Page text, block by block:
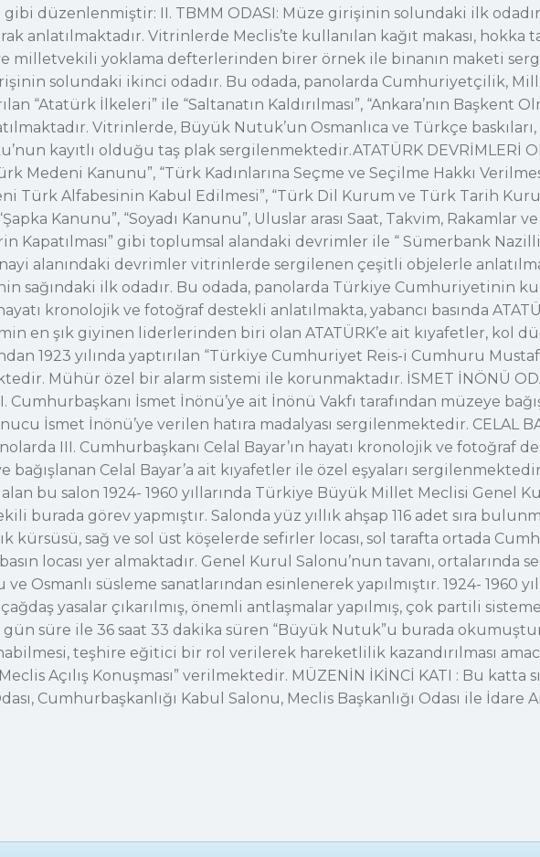
gibi düzenlenmiştir: II. TBMM ODASI: Müze girişinin solundaki ilk
anlatılmaktadır. Vitrinlerde Meclis’te kullanılan kağıt makası, hokka
milletvekili yoklama defterlerinden birer örnek ile binanın maketi
solundaki ikinci odadır. Bu odada, panolarda Cumhuriyetçilik,
“Atatürk İlkeleri” ile “Saltanatın Kaldırılması”, “Ankara’nın Başkent
Vitrinlerde, Büyük Nutuk’un Osmanlıca ve Türkçe
kayıtlı olduğu taş plak sergilenmektedir.ATATÜRK DEVRİMLERİ
Medeni Kanunu”, “Türk Kadınlarına Seçme ve Seçilme Hakkı
Türk Alfabesinin Kabul Edilmesi”, “Türk Dil Kurum ve Türk Tarih
Kanunu”, “Soyadı Kanunu”, Uluslar arası Saat, Takvim, Rakamlar
Kapatılması” gibi toplumsal alandaki devrimler ile “ Sümerbank
alanındaki devrimler vitrinlerde sergilenen çeşitli objelerle
sağındaki ilk odadır. Bu odada, panolarda Türkiye Cumhuriyetinin
kronolojik ve fotoğraf destekli anlatılmakta, yabancı basında
en şık giyinen liderlerinden biri olan ATATÜRK’e ait kıyafetler, kol
1923 yılında yaptırılan “Türkiye Cumhuriyet Reis-i Cumhuru
Mühür özel bir alarm sistemi ile korunmaktadır. İSMET İNÖNÜ
Cumhurbaşkanı İsmet İnönü’ye ait İnönü Vakfı tarafından müzeye
İsmet İnönü’ye verilen hatıra madalyası sergilenmektedir. CELAL
III. Cumhurbaşkanı Celal Bayar’ın hayatı kronolojik ve fotoğraf
bağışlanan Celal Bayar’a ait kıyafetler ile özel eşyaları
bu salon 1924- 1960 yıllarında Türkiye Büyük Millet Meclisi Genel
burada görev yapmıştır. Salonda yüz yıllık ahşap 116 adet sıra
kürsüsü, sağ ve sol üst köşelerde sefirler locası, sol tarafta ortada
locası yer almaktadır. Genel Kurul Salonu’nun tavanı, ortalarında
Osmanlı süsleme sanatlarından esinlenerek yapılmıştır. 1924- 1960
yasalar çıkarılmış, önemli antlaşmalar yapılmış, çok partili
gün süre ile 36 saat 33 dakika süren “Büyük Nutuk”u burada
teşhire eğitici bir rol verilerek hareketlilik kazandırılması
Açılış Konuşması” verilmektedir. MÜZENİN İKİNCİ KATI : Bu katta
Cumhurbaşkanlığı Kabul Salonu, Meclis Başkanlığı Odası ile